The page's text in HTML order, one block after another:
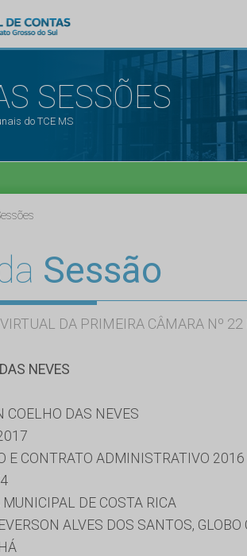
SESSÕES
do TCE MS
Sessão
DA PRIMEIRA CÂMARA Nº
NEVES
COELHO DAS NEVES
E CONTRATO ADMINISTRATIVO 2016
MUNICIPAL DE COSTA RICA
ALVES DOS SANTOS,